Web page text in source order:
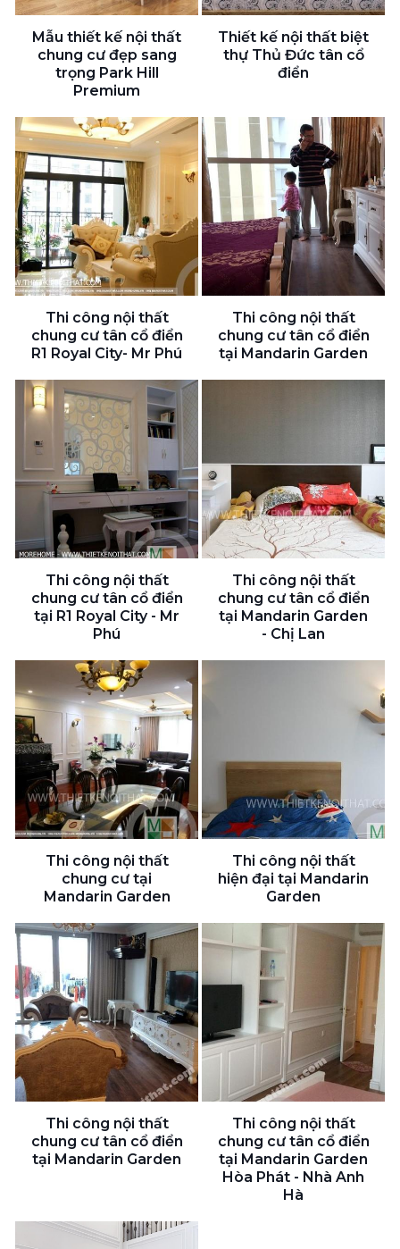
Mẫu thiết kế nội thất
chung cư đẹp sang
trọng Park Hill
Premium
Thiết kế nội thất biệt
thự Thủ Đức tân cổ
điển
Thi công nội thất
chung cư tân cổ điển
R1 Royal City- Mr Phú
Thi công nội thất
chung cư tân cổ điển
tại Mandarin Garden
Thi công nội thất
chung cư tân cổ điển
tại R1 Royal City - Mr
Phú
Thi công nội thất
chung cư tân cổ điển
tại Mandarin Garden
- Chị Lan
Thi công nội thất
chung cư tại
Mandarin Garden
Thi công nội thất
hiện đại tại Mandarin
Garden
Thi công nội thất
chung cư tân cổ điển
tại Mandarin Garden
Thi công nội thất
chung cư tân cổ điển
tại Mandarin Garden
Hòa Phát - Nhà Anh
Hà